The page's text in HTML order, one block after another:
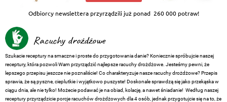
Odbiorcy newslettera przyrządzili już ponad 260 000 potraw!
Racuchy drożdżowe
Szukacie receptury na smaczne i proste do przygotowania danie? Koniecznie spróbujcie naszej
receptury, która pozwoli Wam przyrządzić najlepsze racuchy drożdżowe. Jesteśmy pewni, że
lepszego przepisu jeszcze nie poznaliście! Co charakteryzuje nasze racuchy drożdżowe? Przepis
sprawia, że są pyszne, cieplutkie i wyjątkowo puszyste! Doskonale sprawdzą się jako przekąska w
ciągu dnia, ale nie tylko! Możecie podawać je na obiad, kolację, a nawet śniadanie! Według naszej
receptury przyrządzicie porcje racuchów drożdżowych dla 4 osób, jednak przygotujcie się na to, że